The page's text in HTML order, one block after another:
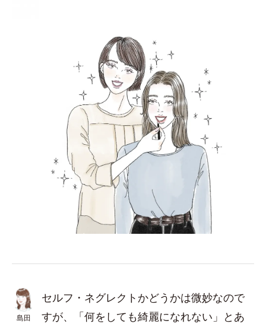
島田
セルフ・ネグレクトかどうかは微妙なので
すが、「何をしても綺麗になれない」とあ